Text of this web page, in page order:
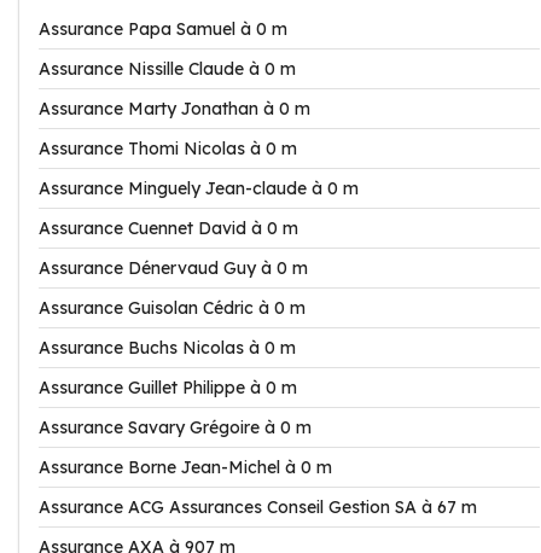
Assurance Papa Samuel à 0 m
Assurance Nissille Claude à 0 m
Assurance Marty Jonathan à 0 m
Assurance Thomi Nicolas à 0 m
Assurance Minguely Jean-claude à 0 m
Assurance Cuennet David à 0 m
Assurance Dénervaud Guy à 0 m
Assurance Guisolan Cédric à 0 m
Assurance Buchs Nicolas à 0 m
Assurance Guillet Philippe à 0 m
Assurance Savary Grégoire à 0 m
Assurance Borne Jean-Michel à 0 m
Assurance ACG Assurances Conseil Gestion SA à 67 m
Assurance AXA à 907 m